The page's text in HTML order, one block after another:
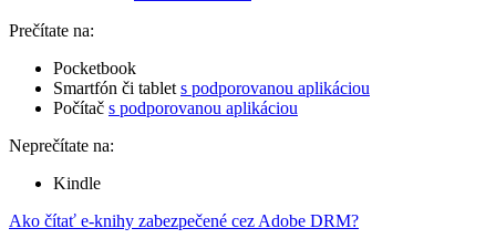
Prečítate na:
Pocketbook
Smartfón či tablet s podporovanou aplikáciou
Počítač s podporovanou aplikáciou
Neprečítate na:
Kindle
Ako čítať e-knihy zabezpečené cez Adobe DRM?